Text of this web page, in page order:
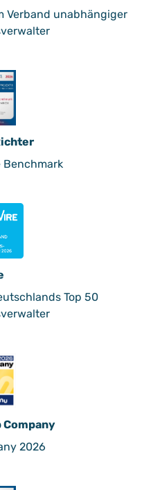
Verband unabhängiger
Benchmark
Top 50
Company
2026